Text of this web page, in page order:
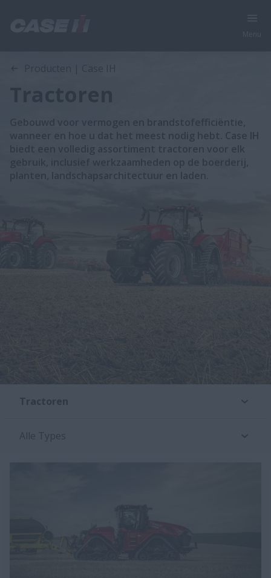
Gebouwd voor vermogen en brandstofefficiëntie,
wanneer en hoe u dat het meest nodig hebt. Case IH
biedt een volledig assortiment tractoren voor elk
gebruik, inclusief werkzaamheden op de boerderij,
planten, landschapsarchitectuur en laden.
Tractoren
Alle Types